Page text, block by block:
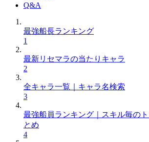
Q&A
最強船長ランキング
1
最新リセマラの当たりキャラ
2
全キャラ一覧｜キャラ名検索
3
最強船員ランキング｜スキル毎の
とめ
4